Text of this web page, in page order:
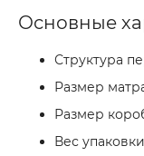
Основные
Структура
Размер
Размер
Вес